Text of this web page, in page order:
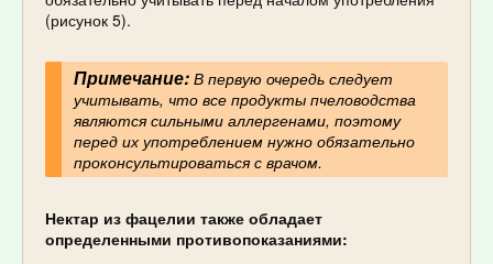
(рисунок 5).
Примечание:В первую очередь следует
учитывать, что все продукты пчеловодства
являются сильными аллергенами, поэтому
перед их употреблением нужно обязательно
проконсультироваться с врачом.
Нектар из фацелии также обладает
определенными противопоказаниями: